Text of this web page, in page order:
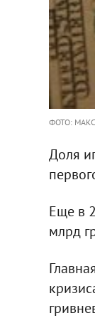
ФОТО:
Доля
Еще в
млрд